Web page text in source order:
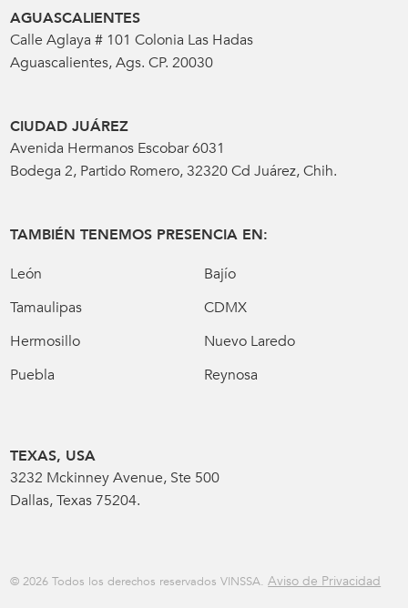
AGUASCALIENTES
Calle Aglaya # 101 Colonia Las Hadas
Aguascalientes, Ags. CP. 20030
CIUDAD JUÁREZ
Avenida Hermanos Escobar 6031
Bodega 2, Partido Romero, 32320 Cd Juárez, Chih.
TAMBIÉN TENEMOS PRESENCIA EN:
León
Bajío
Tamaulipas
CDMX
Hermosillo
Nuevo Laredo
Puebla
Reynosa
TEXAS, USA
3232 Mckinney Avenue, Ste 500
Dallas, Texas 75204.
© 2026 Todos los derechos reservados VINSSA.Aviso de Privacidad